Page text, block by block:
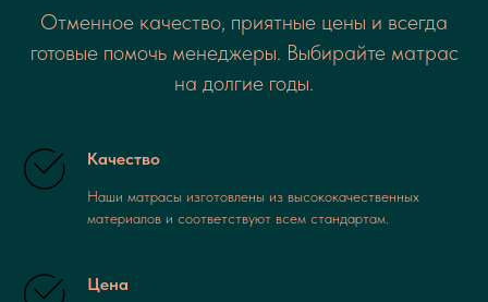
Отменное качество, приятные цены и всегда
готовые помочь менеджеры. Выбирайте матрас
на долгие годы.
Качество
Наши матрасы изготовлены из высококачественных
материалов и соответствуют всем стандартам.
Цена